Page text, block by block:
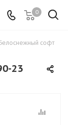
0
софт
23